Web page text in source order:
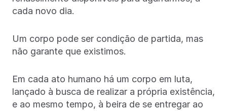
cada novo dia.
Um corpo pode ser condição de partida, mas
não garante que existimos.
Em cada ato humano há um corpo em luta,
lançado à busca de realizar a própria existência,
e ao mesmo tempo, à beira de se entregar ao